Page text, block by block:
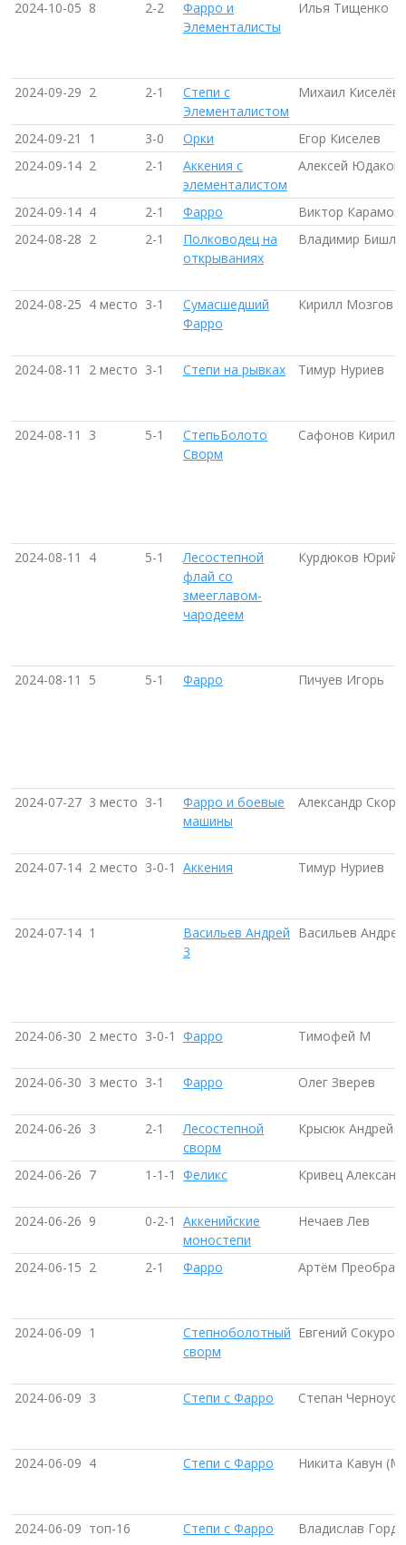
2024-10-05 8 2-2
Фарро и
Элементалисты
Илья Тищенко
2024-09-29 2 2-1
Степи с
Элементалистом
Михаил Киселёв
2024-09-21 1 3-0 Орки
Егор Киселев
2024-09-14 2 2-1
Аккения с
элементалистом
Алексей Юдаков
2024-09-14 4 2-1 Фарро
Виктор Карамов
2024-08-28 2 2-1
Полководец на
открываниях
Владимир
2024-08-25 4 место 3-1
Сумасшедший
Фарро
Кирилл Мозгов
2024-08-11 2 место 3-1 Степи на рывках Тимур Нуриев
2024-08-11 3 5-1
СтепьБолото
Сворм
Сафонов Кирилл
2024-08-11 4 5-1
Лесостепной
флай со
змееглавом-
чародеем
Курдюков Юрий
2024-08-11 5 5-1 Фарро Пичуев Игорь
2024-07-27 3 место 3-1
Фарро и боевые
машины
Александр Скорб
2024-07-14 2 место 3-0-1 Аккения Тимур Нуриев
2024-07-14 1
Васильев Андрей
3
Васильев Андрей
2024-06-30 2 место 3-0-1 Фарро Тимофей М
2024-06-30 3 место 3-1 Фарро Олег Зверев
2024-06-26 3 2-1
Лесостепной
сворм
Крысюк Андрей
2024-06-26 7 1-1-1 Феликс Кривец
2024-06-26 9 0-2-1 Аккенийские
моностепи
Нечаев Лев
2024-06-15 2 2-1 Фарро Артём
2024-06-09 1
Степноболотный
сворм
Евгений
2024-06-09 3 Степи с Фарро Степан
2024-06-09 4 Степи с Фарро Никита Кавун
2024-06-09 топ-16 Степи с Фарро Владислав